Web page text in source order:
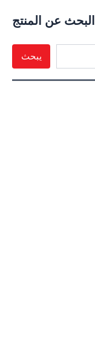
البحث عن المنتج
يبحث